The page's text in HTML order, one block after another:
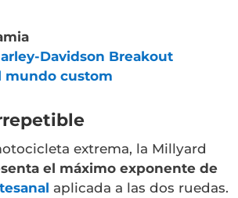
Davidson Breakout
mundo custom
extrema, la Millyard
el máximo exponente de
aplicada a las dos ruedas.